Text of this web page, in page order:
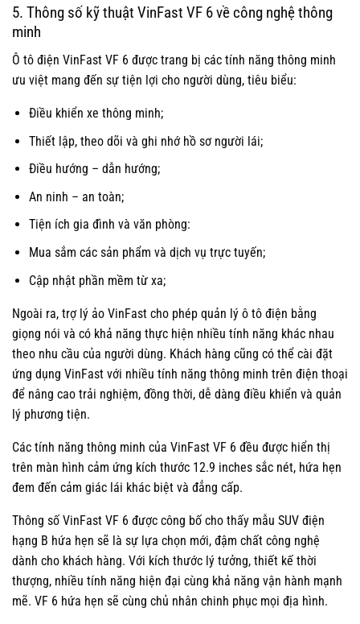
5. Thông số kỹ thuật VinFast VF 6 về công nghệ thông
minh
Ô tô điện VinFast VF 6 được trang bị các tính năng thông minh
ưu việt mang đến sự tiện lợi cho người dùng, tiêu biểu:
Điều khiển xe thông minh;
Thiết lập, theo dõi và ghi nhớ hồ sơ người lái;
Điều hướng – dẫn hướng;
An ninh – an toàn;
Tiện ích gia đình và văn phòng:
Mua sắm các sản phẩm và dịch vụ trực tuyến;
Cập nhật phần mềm từ xa;
Ngoài ra, trợ lý ảo VinFast cho phép quản lý ô tô điện bằng
giọng nói và có khả năng thực hiện nhiều tính năng khác nhau
theo nhu cầu của người dùng. Khách hàng cũng có thể cài đặt
ứng dụng VinFast với nhiều tính năng thông minh trên điện thoại
để nâng cao trải nghiệm, đồng thời, dễ dàng điều khiển và quản
lý phương tiện.
Các tính năng thông minh của VinFast VF 6 đều được hiển thị
trên màn hình cảm ứng kích thước 12.9 inches sắc nét, hứa hẹn
đem đến cảm giác lái khác biệt và đẳng cấp.
Thông số VinFast VF 6 được công bố cho thấy mẫu SUV điện
hạng B hứa hẹn sẽ là sự lựa chọn mới, đậm chất công nghệ
dành cho khách hàng. Với kích thước lý tưởng, thiết kế thời
thượng, nhiều tính năng hiện đại cùng khả năng vận hành mạnh
mẽ. VF 6 hứa hẹn sẽ cùng chủ nhân chinh phục mọi địa hình.